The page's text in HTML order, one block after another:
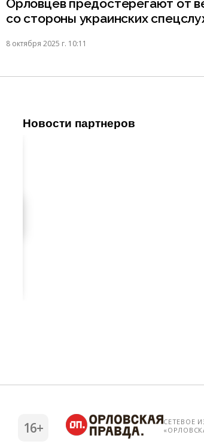
Орловцев предостерегают от
со стороны украинских
8 октября 2025 г. 10:11
Новости партнеров
СЕТЕВОЕ
16+